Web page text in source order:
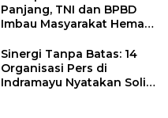
Panjang, TNI dan BPBD
Imbau Masyarakat Hemat
Kebakaran
Sinergi Tanpa Batas: 14
Organisasi Pers di
Indramayu Nyatakan Solid